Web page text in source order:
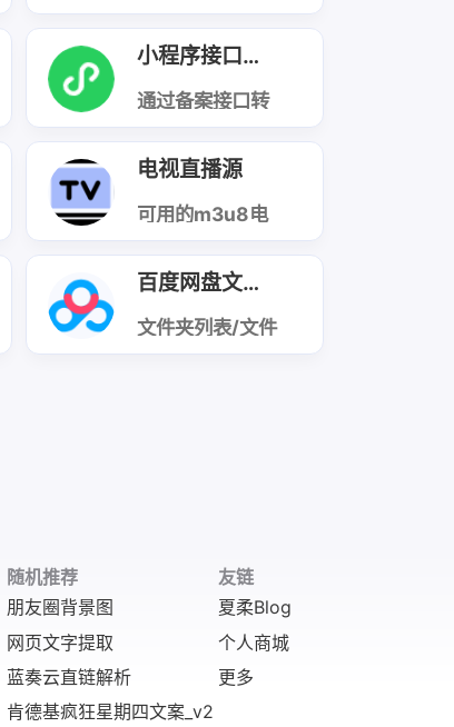
手机浏览器即可
玩
小程序接口绕备案
通过备案接口转
据
电视直播源
可用的m3u8电
百度网盘文件列表及信息
文件夹列表/文件
随机推荐
朋友圈背景图
网页文字提取
蓝奏云直链解析
肯德基疯狂星期四文案_v2
友链
夏柔Blog
个人商城
更多